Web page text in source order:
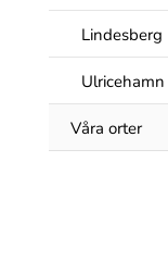
Lindesberg
Ulricehamn
Våra orter